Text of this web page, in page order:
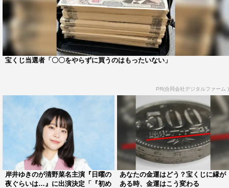
たいと思いました」と絶賛。
母親と対立する嬉子を演じた岸井だが、本人は反抗期を
経験してこなかったらしく「あんな風に母親に反抗した
り、攻め寄ったりしたことはなかったので、ドキドキしな
変だったシーンは「美大生の役だったので、絵を描くシー
ンのために少し練習させてもらったんです。けど、完成す
る絵を知っているのに、本番で変なところに赤を塗っちゃ
ったりして、やっぱり私ってセンスがないんだなと(笑)。
ちゃんと美術の授業を受けてればよかったなと思いまし
た」と告白。
岸井がテレビドラマで主演を務めるのは本作が初。現場
宝くじ当選者「〇〇をやらずに買うのはもったいない」
PR(合同会社デジタルファーム )
岸井ゆきのが清野菜名主演『日曜の
夜ぐらいは…』に出演決定「『初め
あなたの金運はどう？宝くじに縁が
ある時、金運はこう変わる